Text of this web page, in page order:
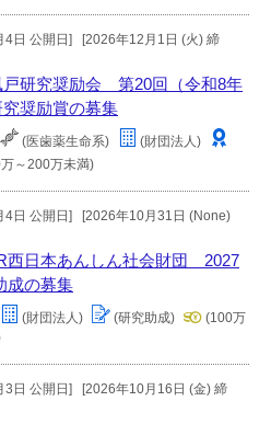
4日 公開日]
[2026年12月1日 (火) 締
戸研究奨励会 第20回（令和8年
奨励賞の募集
(医歯薬生命系)
(財団法人)
～200万未満)
4日 公開日]
[2026年10月31日 (None)
西日本あんしん社会財団 2027
成の募集
(財団法人) (研究助成)
(100万
3日 公開日]
[2026年10月16日 (金) 締